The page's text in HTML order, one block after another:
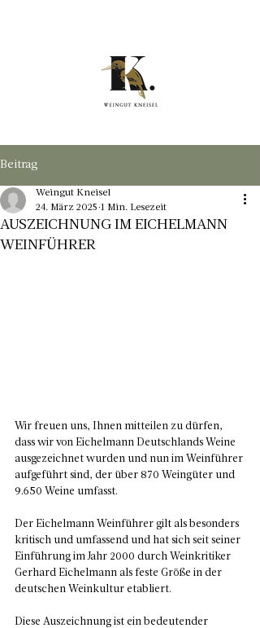
Beitrag
AUSZEICHNUNG IM EICHELMANN
WEINFÜHRER
Weingut Kneisel
24. März 2025 1 Min. Lesezeit
Wir freuen uns, Ihnen mitteilen zu dürfen,
dass wir von Eichelmann Deutschlands Weine
ausgezeichnet wurden und nun im Weinführer
aufgeführt sind, der über 870 Weingüter und
9.650 Weine umfasst.
Der Eichelmann Weinführer gilt als besonders
kritisch und umfassend und hat sich seit seiner
Einführung im Jahr 2000 durch Weinkritiker
Gerhard Eichelmann als feste Größe in der
deutschen Weinkultur etabliert.
Diese Auszeichnung ist ein bedeutender